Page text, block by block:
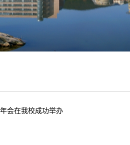
会在我校成功举办